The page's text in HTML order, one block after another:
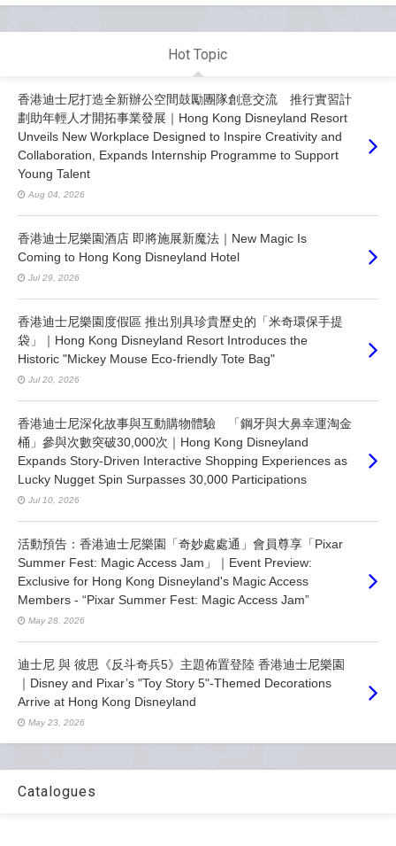
Hot Topic
香港迪士尼打造全新辦公空間鼓勵團隊創意交流 推行實習計
劃助年輕人才開拓事業發展｜Hong Kong Disneyland Resort
Unveils New Workplace Designed to Inspire Creativity and
Collaboration, Expands Internship Programme to Support
Young Talent
Aug 04, 2026
香港迪士尼樂園酒店 即將施展新魔法｜New Magic Is
Coming to Hong Kong Disneyland Hotel
Jul 29, 2026
香港迪士尼樂園度假區 推出別具珍貴歷史的「米奇環保手提
袋」｜Hong Kong Disneyland Resort Introduces the
Historic "Mickey Mouse Eco-friendly Tote Bag"
Jul 20, 2026
香港迪士尼深化故事與互動購物體驗 「鋼牙與大鼻幸運淘金
桶」參與次數突破30,000次｜Hong Kong Disneyland
Expands Story-Driven Interactive Shopping Experiences as
Lucky Nugget Spin Surpasses 30,000 Participations
Jul 10, 2026
活動預告：香港迪士尼樂園「奇妙處處通」會員尊享「Pixar
Summer Fest: Magic Access Jam」｜Event Preview:
Exclusive for Hong Kong Disneyland's Magic Access
Members - “Pixar Summer Fest: Magic Access Jam”
May 28, 2026
迪士尼 與 彼思《反斗奇兵5》主題佈置登陸 香港迪士尼樂園
｜Disney and Pixar’s "Toy Story 5"-Themed Decorations
Arrive at Hong Kong Disneyland
May 23, 2026
Catalogues